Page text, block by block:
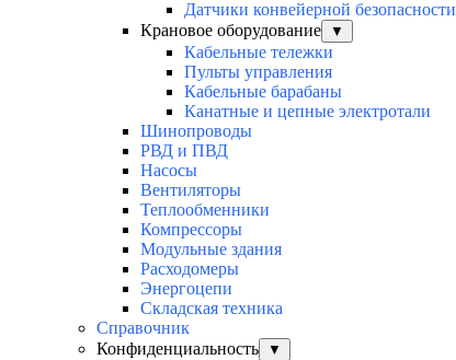
Датчики конвейерной безопасности
Крановое оборудование
▼
Кабельные тележки
Пульты управления
Кабельные барабаны
Канатные и цепные электротали
Шинопроводы
РВД и ПВД
Насосы
Вентиляторы
Теплообменники
Компрессоры
Модульные здания
Расходомеры
Энергоцепи
Складская техника
Справочник
Конфиденциальность
▼